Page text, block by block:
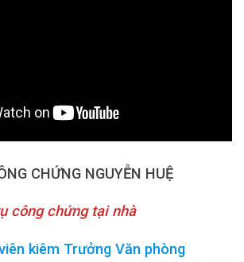
CHỨNG NGUYỄN HUỆ
công chứng tại nhà
kiêm Trưởng Văn phòng